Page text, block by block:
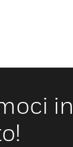
in